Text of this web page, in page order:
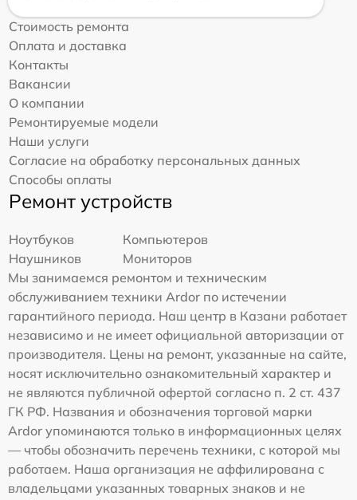
Стоимость ремонта
Оплата и доставка
Контакты
Вакансии
О компании
Ремонтируемые модели
Наши услуги
Согласие на обработку персональных данных
Способы оплаты
Ремонт устройств
Ноутбуков
Компьютеров
Наушников
Мониторов
Мы занимаемся ремонтом и техническим
обслуживанием техники Ardor по истечении
гарантийного периода. Наш центр в Казани работает
независимо и не имеет официальной авторизации от
производителя. Цены на ремонт, указанные на сайте,
носят исключительно ознакомительный характер и
не являются публичной офертой согласно п. 2 ст. 437
ГК РФ. Названия и обозначения торговой марки
Ardor упоминаются только в информационных целях
— чтобы обозначить перечень техники, с которой мы
работаем. Наша организация не аффилирована с
владельцами указанных товарных знаков и не